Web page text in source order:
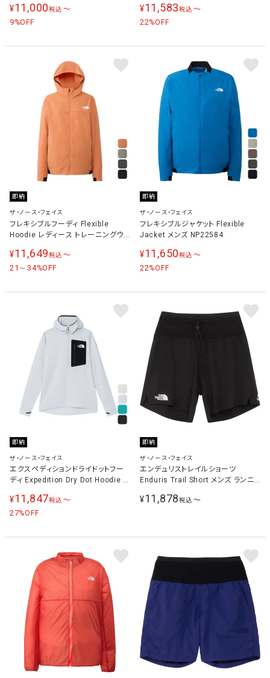
¥11,000税込 〜
9%OFF
ランニングウェア シャツ ブラック
NT12671 K
¥11,583税込 〜
22%OFF
即納
ザ・ノース・フェイス
フレキシブルフーディ Flexible
Hoodie レディース トレーニングウェ
¥11,649税込 〜
21～34%OFF
即納
ザ・ノース・フェイス
フレキシブルジャケット Flexible
Jacket メンズ NP22584
¥11,650税込 〜
22%OFF
即納
ザ・ノース・フェイス
エクスペディションドライドットフー
ディ Expedition Dry Dot Hoodie メ
パーカー NT12521
¥11,847税込 〜
27%OFF
即納
ザ・ノース・フェイス
エンデュリストレイルショーツ
Enduris Trail Short メンズ ランニ
NB72571 K
¥11,878税込 〜